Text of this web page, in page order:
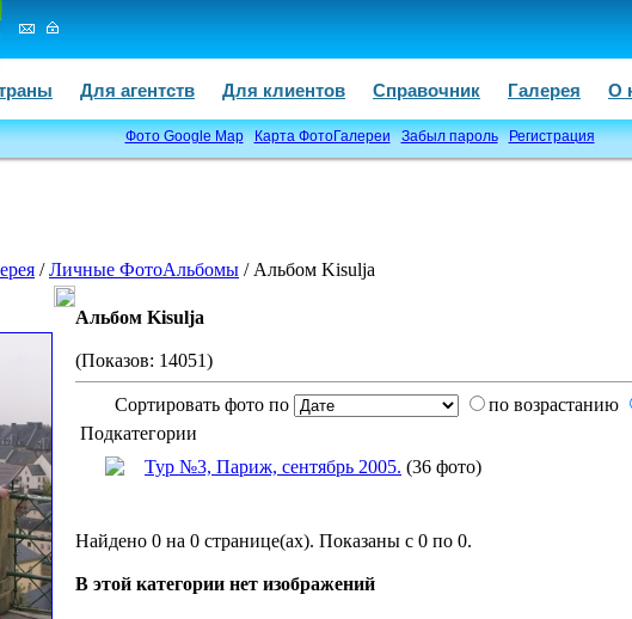
Для агентств Для клиентов Справочник Галерея О
Фото Google Map Карта ФотоГалереи Забыл пароль Регистрация
/Личные ФотоАльбомы / Альбом Kisulja
Альбом Kisulja
(Показов: 14051)
Сортировать фото по по возрастанию
Подкатегории
Тур №3, Париж, сентябрь 2005. (36 фото)
Найдено 0 на 0 странице(ах). Показаны с 0 по 0.
В этой категории нет изображений